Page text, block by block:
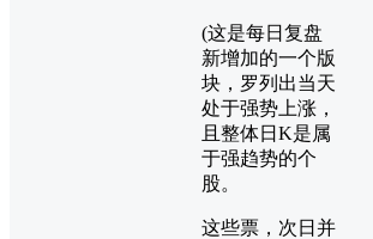
(这是每日复盘
新增加的一个版
块，罗列出当天
处于强势上涨，
且整体日K是属
于强趋势的个
股。
这些票，次日并